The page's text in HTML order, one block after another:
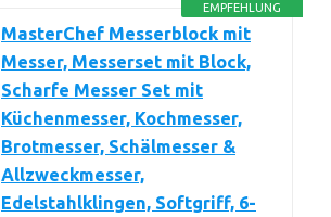
EMPFEHLUNG
MasterChef Messerblock mit
Messer, Messerset mit Block,
Scharfe Messer Set mit
Küchenmesser, Kochmesser,
Brotmesser, Schälmesser &
Allzweckmesser,
Edelstahlklingen, Softgriff, 6-